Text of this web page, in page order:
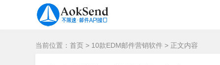
当前位置： 首页 > 10款EDM邮件营销软件 > 正文内容